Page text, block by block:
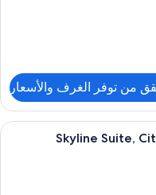
من توفر الغرف والأسعار
فراش متميزة وميني بار وخزنة
Skyline Suite,